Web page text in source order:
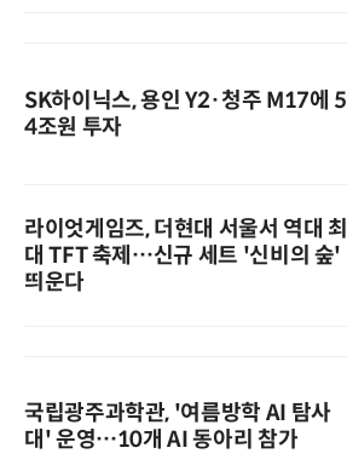
SK하이닉스, 용인 Y2·청주 M17에 5
4조원 투자
라이엇게임즈, 더현대 서울서 역대 최
대 TFT 축제…신규 세트 '신비의 숲'
띄운다
국립광주과학관, '여름방학 AI 탐사
대' 운영…10개 AI 동아리 참가